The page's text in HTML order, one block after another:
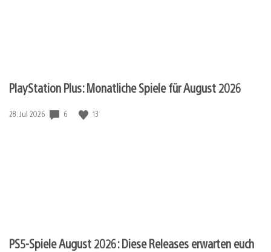
PlayStation Plus: Monatliche Spiele für August 2026
Veröffentlichungsdatum:
28. Jul 2026 6 13
PS5-Spiele August 2026: Diese Releases erwarten euch